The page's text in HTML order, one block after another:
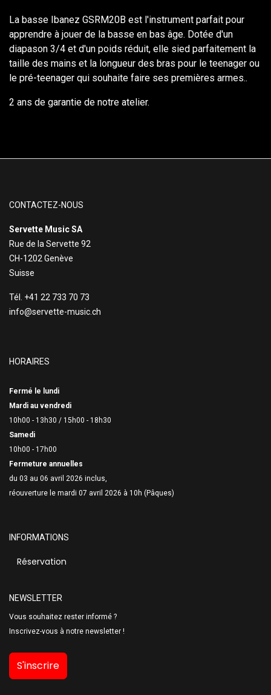
La basse Ibanez GSRM20B est l'instrument parfait pour
apprendre à jouer de la basse en bas âge. Dotée d'un
diapason 3/4 et d'un poids réduit, elle sied parfaitement la
taille des mains et la longueur des bras pour le teenager ou
le pré-teenager qui souhaite faire ses premières armes..
2 ans de garantie de notre atelier.
CONTACTEZ-NOUS
Servette Music SA
Rue de la Servette 92
CH-1202 Genève
Suisse
Tél. +41 22 733 70 73
info@servette-music.ch
HORAIRES
Fermé le lundi
Mardi au vendredi
10h00 - 13h30 / 15h00 - 18h30
Samedi
10h00 - 17h00
Fermeture annuelles
du 03 au 06 avril 2026 inclus,
réouverture le mardi 07 avril 2026 à 10h (Pâques)
INFORMATIONS
Réservation
NEWSLETTER
Vous souhaitez rester informé ?
Inscrivez-vous à notre newsletter !
S'inscrire